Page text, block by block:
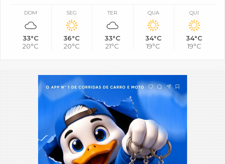
DOM
33°C
20°C
SEG
36°C
20°C
TER
33°C
21°C
QUA
34°C
19°C
QUI
34°C
19°C